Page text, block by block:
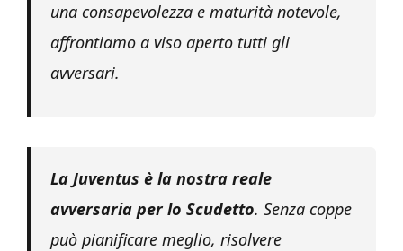
una consapevolezza e maturità notevole,
affrontiamo a viso aperto tutti gli
avversari.
La Juventus è la nostra reale
avversaria per lo Scudetto. Senza coppe
può pianificare meglio, risolvere